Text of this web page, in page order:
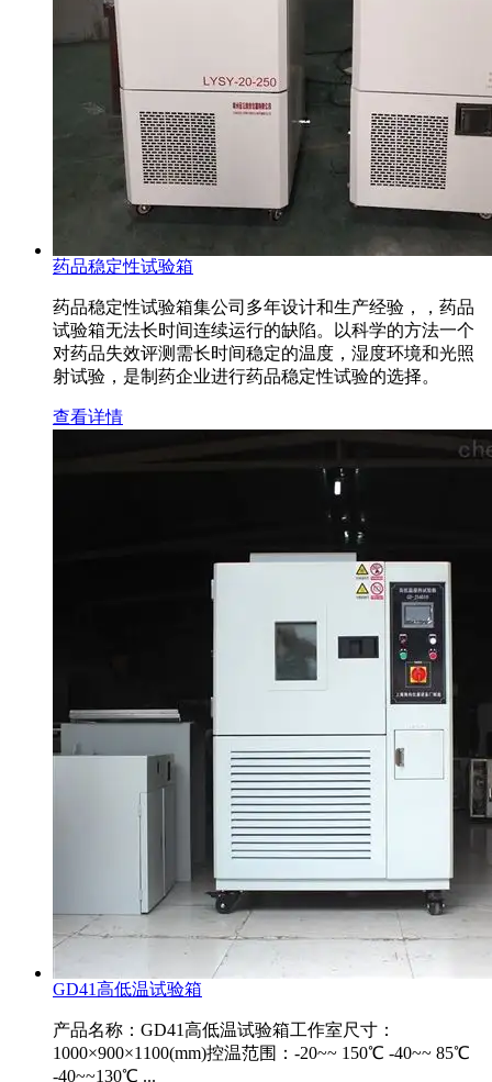
药品稳定性试验箱
药品稳定性试验箱集公司多年设计和生产经验，，药品
试验箱无法长时间连续运行的缺陷。以科学的方法一个
对药品失效评测需长时间稳定的温度，湿度环境和光照
射试验，是制药企业进行药品稳定性试验的选择。
查看详情
GD41高低温试验箱
产品名称：GD41高低温试验箱工作室尺寸：
1000×900×1100(mm)控温范围：-20~~ 150℃ -40~~ 85℃
-40~~130℃ ...